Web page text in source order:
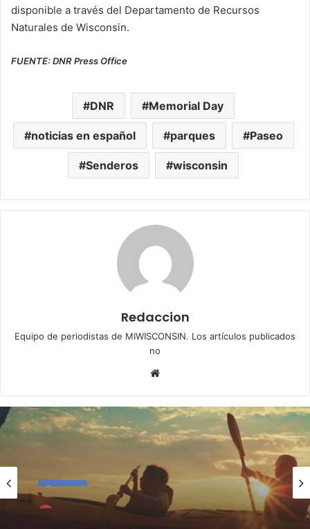
disponible a través del Departamento de Recursos
Naturales de Wisconsin.
FUENTE: DNR Press Office
DNR Memorial Day
noticias en español parques Paseo
Senderos wisconsin
Redaccion
Equipo de periodistas de MIWISCONSIN. Los artículos publicados
no
mayo 7, 2025
Wisconsin se prepara para los turistas